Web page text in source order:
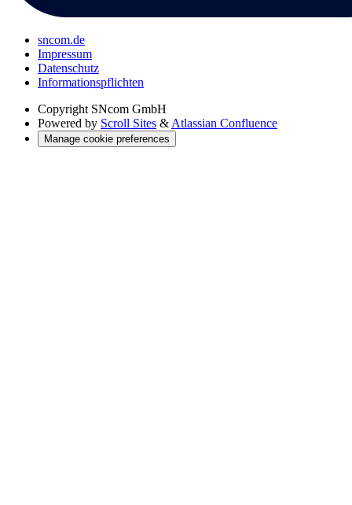
sncom.de
Impressum
Datenschutz
Informations­pflichten
Copyright SNcom GmbH
Powered by Scroll Sites & Atlassian Confluence
Manage cookie preferences